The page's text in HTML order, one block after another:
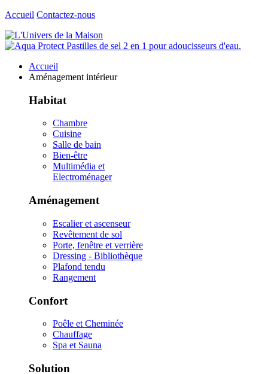
Accueil Contactez-nous
Accueil
Aménagement intérieur
Habitat
Chambre
Cuisine
Salle de bain
Bien-être
Multimédia et
Electroménager
Aménagement
Escalier et ascenseur
Revêtement de sol
Porte, fenêtre et verrière
Dressing - Bibliothèque
Plafond tendu
Rangement
Confort
Poêle et Cheminée
Chauffage
Spa et Sauna
Solution